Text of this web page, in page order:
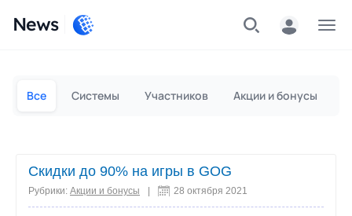
News
Все Системы Участников Акции и бонусы
Скидки до 90% на игры в GOG
Рубрики: Акции и бонусы 28 октября 2021